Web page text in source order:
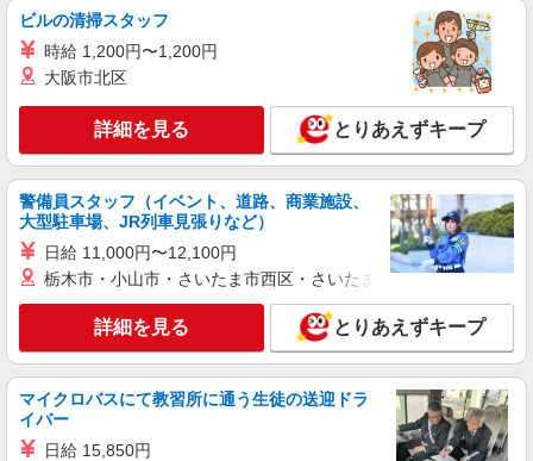
都筑ふれあいの丘駅☆医療行為なし！パートタ
イムの看護助手♪未経験OK！
時給1550円〜2312円 ＜交通費全支給(ガソリ
都筑区
キープ 詳細を見る
職業紹介
株式会社kotrio /●YK-S-2114499
都筑ふれあいの丘駅＊未経験でも高時給1550
円〜！週3日〜OK＊看護助手
時給1550円〜2312円 ＜交通費全支給(ガソリ
ン代含む)＞
都筑区
キープ 詳細を見る
ビルの清掃スタッフ
時給 1,200円〜1,200円
大阪市北区
詳細を見る とりあえずキープ
警備員スタッフ（イベント、道路、商業施設、
大型駐車場、JR列車見張りなど）
日給 11,000円〜12,100円
栃木市・小山市・さいたま市西区・さいたま市岩槻区・久喜市・
詳細を見る とりあえずキープ
マイクロバスにて教習所に通う生徒の送迎ドラ
イバー
日給 15,850円